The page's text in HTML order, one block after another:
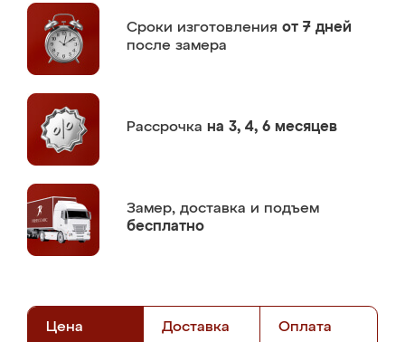
Сроки изготовления от 7 дней
после замера
Рассрочка на 3, 4, 6 месяцев
Замер, доставка и подъем
бесплатно
Цена Доставка Оплата